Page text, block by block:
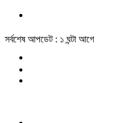
সর্বশেষ আপডেট : ১ ঘন্টা আগে